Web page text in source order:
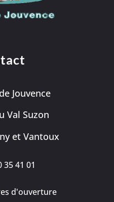
Jouvence
Val Suzon
et Vantoux
35 41 01
d'ouverture